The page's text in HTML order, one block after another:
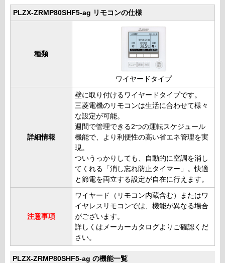
PLZX-ZRMP80SHF5-ag リモコンの仕様
種類
ワイヤードタイプ
詳細情報
壁に取り付けるワイヤードタイプです。
三菱電機のリモコンは生活に合わせて様々
な設定が可能。
週間で管理できる2つの運転スケジュール
機能で、より利便性の高い省エネ管理を実
現。
ついうっかりしても、自動的に空調を消し
てくれる「消し忘れ防止タイマー」。快適
と節電を両立する設定が自在に行えます。
注意事項
ワイヤード（リモコン内蔵含む）またはワ
イヤレスリモコンでは、機能が異なる場合
がございます。
詳しくはメーカーカタログよりご確認くだ
さい。
PLZX-ZRMP80SHF5-ag の機能一覧